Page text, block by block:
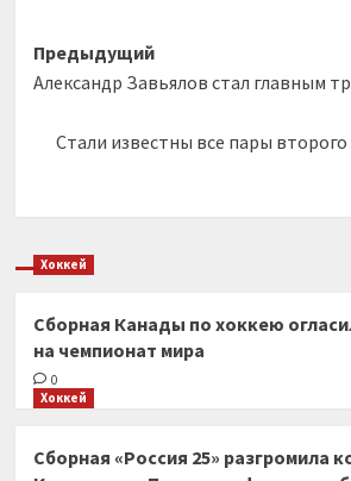
Навигация
записи
Предыдущий
Александр Завьялов стал главным
Стали известны все пары
Хоккей
Сборная Канады по хоккею
на чемпионат мира
0
Хоккей
Сборная «Россия 25» разгромила